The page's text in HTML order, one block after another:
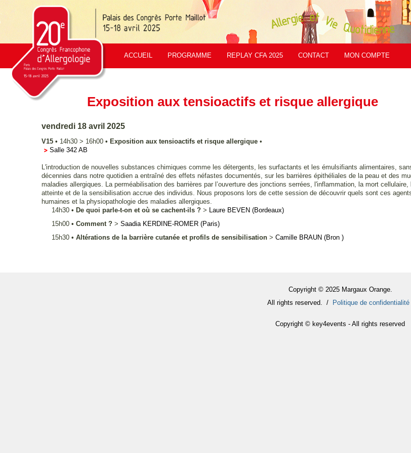
ACCUEIL PROGRAMME REPLAY CFA 2025 CONTACT MON COMPTE
Exposition aux tensioactifs et risque allergique
vendredi 18 avril 2025
V15 • 14h30 > 16h00 • Exposition aux tensioactifs et risque allergique •
Salle 342 AB
L'introduction de nouvelles substances chimiques comme les détergents, les surfactants et les émulsifiants alimentaires,
décennies dans notre quotidien a entraîné des effets néfastes documentés, sur les barrières épithéliales de la peau et des
maladies allergiques. La perméabilisation des barrières par l’ouverture des jonctions serrées, l'inflammation, la mort
atteinte et de la sensibilisation accrue des individus. Nous proposons lors de cette session de découvrir quels sont ces
humaines et la physiopathologie des maladies allergiques.
14h30 • De quoi parle-t-on et où se cachent-ils ? > Laure BEVEN (Bordeaux)
15h00 • Comment ? > Saadia KERDINE-ROMER (Paris)
15h30 • Altérations de la barrière cutanée et profils de sensibilisation > Camille BRAUN (Bron )
Copyright © 2025 Margaux Orange.
All rights reserved. /
Politique de confidentialité
Copyright © key4events - All rights reserved